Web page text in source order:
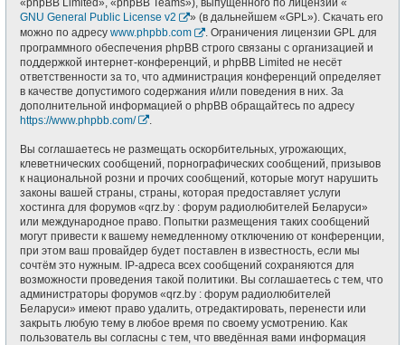
«phpBB Limited», «phpBB Teams»), выпущенного по лицензии «
GNU General Public License v2
» (в дальнейшем «GPL»). Скачать его
можно по адресу www.phpbb.com
. Ограничения лицензии GPL для
программного обеспечения phpBB строго связаны с организацией и
поддержкой интернет-конференций, и phpBB Limited не несёт
ответственности за то, что администрация конференций определяет
в качестве допустимого содержания и/или поведения в них. За
дополнительной информацией о phpBB обращайтесь по адресу
https://www.phpbb.com/
Вы соглашаетесь не размещать оскорбительных, угрожающих,
клеветнических сообщений, порнографических сообщений, призывов
к национальной розни и прочих сообщений, которые могут нарушить
законы вашей страны, страны, которая предоставляет услуги
хостинга для форумов «qrz.by : форум радиолюбителей Беларуси»
или международное право. Попытки размещения таких сообщений
могут привести к вашему немедленному отключению от конференции,
при этом ваш провайдер будет поставлен в известность, если мы
сочтём это нужным. IP-адреса всех сообщений сохраняются для
возможности проведения такой политики. Вы соглашаетесь с тем, что
администраторы форумов «qrz.by : форум радиолюбителей
Беларуси» имеют право удалить, отредактировать, перенести или
закрыть любую тему в любое время по своему усмотрению. Как
пользователь вы согласны с тем, что введённая вами информация